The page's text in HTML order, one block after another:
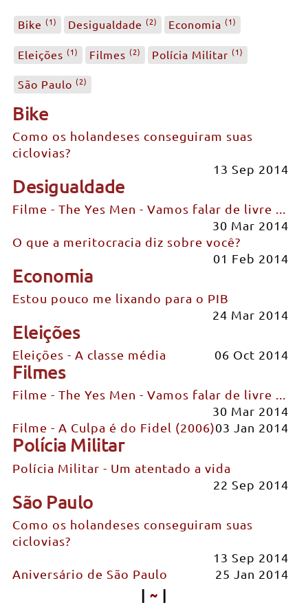
Bike (1) Desigualdade (2) Economia (1)
Eleições (1) Filmes (2) Polícia Militar (1)
São Paulo (2)
Bike
Como os holandeses conseguiram suas
ciclovias?
13 Sep 2014
Desigualdade
Filme - The Yes Men - Vamos falar de livre ...
30 Mar 2014
O que a meritocracia diz sobre você?
01 Feb 2014
Economia
Estou pouco me lixando para o PIB
24 Mar 2014
Eleições
Eleições - A classe média 06 Oct 2014
Filmes
Filme - The Yes Men - Vamos falar de livre ...
30 Mar 2014
Filme - A Culpa é do Fidel (2006)03 Jan 2014
Polícia Militar
Polícia Militar - Um atentado a vida
22 Sep 2014
São Paulo
Como os holandeses conseguiram suas
ciclovias?
13 Sep 2014
Aniversário de São Paulo
25 Jan 2014
~